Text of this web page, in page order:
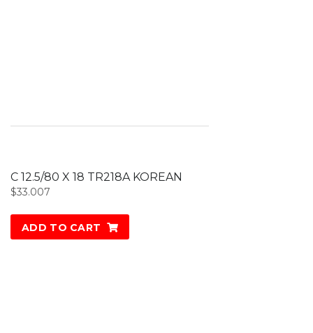
C 12.5/80 X 18 TR218A KOREAN
$33.007
ADD TO CART